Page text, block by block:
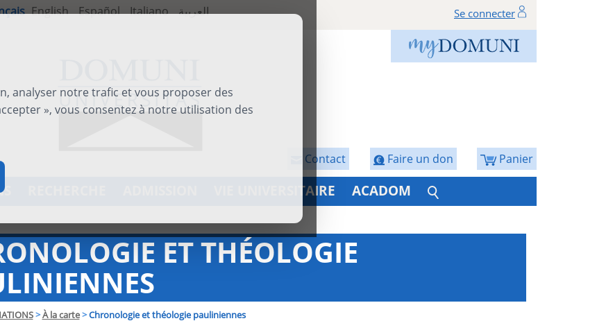
analyser notre trafic et vous proposer des
», vous consentez à notre utilisation des
English Español Italiano العربية Se connecter
Panier
Faire un don
Contact
VIE UNIVERSITAIRE ACADOM
ET THÉOLOGIE
>À la carte>Chronologie et théologie pauliniennes